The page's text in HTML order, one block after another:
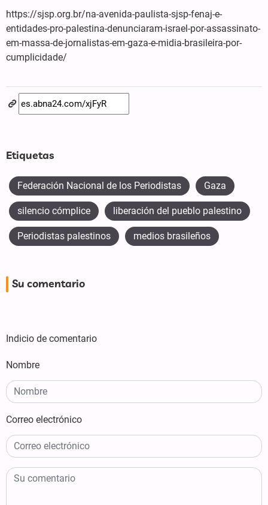
https://sjsp.org.br/na-avenida-paulista-sjsp-fenaj-e-
entidades-pro-palestina-denunciaram-israel-por-assassinato-
em-massa-de-jornalistas-em-gaza-e-midia-brasileira-por-
cumplicidade/
Etiquetas
Federación Nacional de los Periodistas Gaza
silencio cómplice liberación del pueblo palestino
Periodistas palestinos medios brasileños
Su comentario
Indicio de comentario
Nombre
Correo electrónico